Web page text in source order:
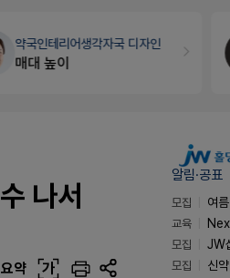
약국인테리어생각자국 디자인
매대 높이
나서
요약 가
알림·공표
모집
여
교육
모집
JW
모집
신